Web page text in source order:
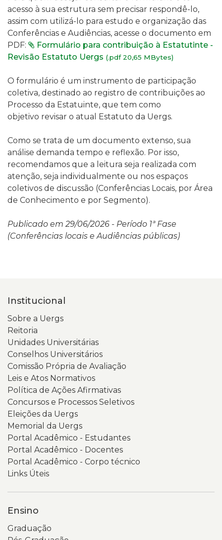
acesso à sua estrutura sem precisar respondê-lo,
assim com utilizá-lo para estudo e organização das
Conferências e Audiências, acesse o documento em
PDF:
Formulário para contribuição à Estatutinte -
Revisão Estatuto Uergs (.pdf 20,65 MBytes)
O formulário é um instrumento de participação
coletiva, destinado ao registro de contribuições ao
Processo da Estatuinte, que tem como
objetivo revisar o atual Estatuto da Uergs.
Como se trata de um documento extenso, sua
análise demanda tempo e reflexão. Por isso,
recomendamos que a leitura seja realizada com
atenção, seja individualmente ou nos espaços
coletivos de discussão (Conferências Locais, por Área
de Conhecimento e por Segmento).
Publicado em 29/06/2026 - Período 1ª Fase
(Conferências locais e Audiências públicas)
Institucional
Sobre a Uergs
Reitoria
Unidades Universitárias
Conselhos Universitários
Comissão Própria de Avaliação
Leis e Atos Normativos
Política de Ações Afirmativas
Concursos e Processos Seletivos
Eleições da Uergs
Memorial da Uergs
Portal Acadêmico - Estudantes
Portal Acadêmico - Docentes
Portal Acadêmico - Corpo técnico
Links Úteis
Ensino
Graduação